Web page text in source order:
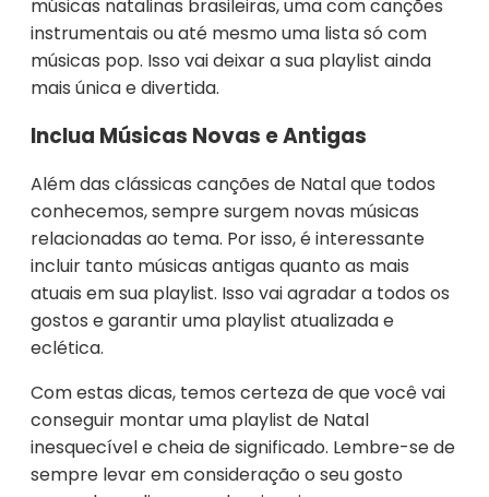
músicas natalinas brasileiras, uma com canções
instrumentais ou até mesmo uma lista só com
músicas pop. Isso vai deixar a sua playlist ainda
mais única e divertida.
Inclua Músicas Novas e Antigas
Além das clássicas canções de Natal que todos
conhecemos, sempre surgem novas músicas
relacionadas ao tema. Por isso, é interessante
incluir tanto músicas antigas quanto as mais
atuais em sua playlist. Isso vai agradar a todos os
gostos e garantir uma playlist atualizada e
eclética.
Com estas dicas, temos certeza de que você vai
conseguir montar uma playlist de Natal
inesquecível e cheia de significado. Lembre-se de
sempre levar em consideração o seu gosto